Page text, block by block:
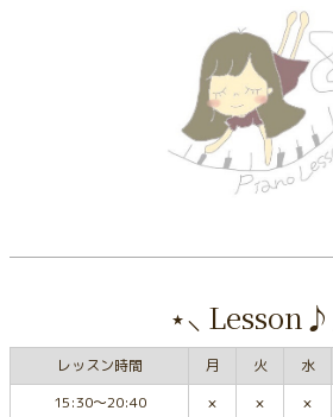
⋆⸜
レッスン時間 月 火 水
15:30～20:40
× × ×